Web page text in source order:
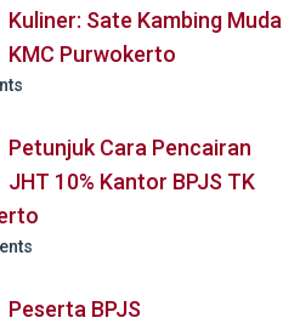
Kuliner: Sate Kambing Muda
KMC Purwokerto
Petunjuk Cara Pencairan
JHT 10% Kantor BPJS TK
Peserta BPJS